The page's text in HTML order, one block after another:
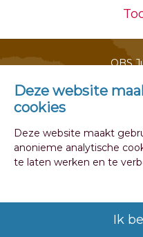
Deze website
cookies
Deze website maakt
anonieme analytische
te laten werken en te
Ik
OBS
1741
Open